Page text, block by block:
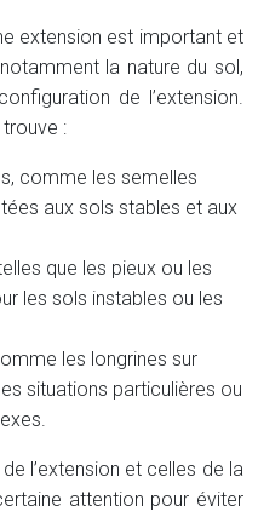
extension est important et
la nature du sol,
de l’extension.
:
comme les semelles
aux sols stables et aux
que les pieux ou les
les sols instables ou les
les longrines sur
situations particulières ou
l’extension et celles de la
attention pour éviter